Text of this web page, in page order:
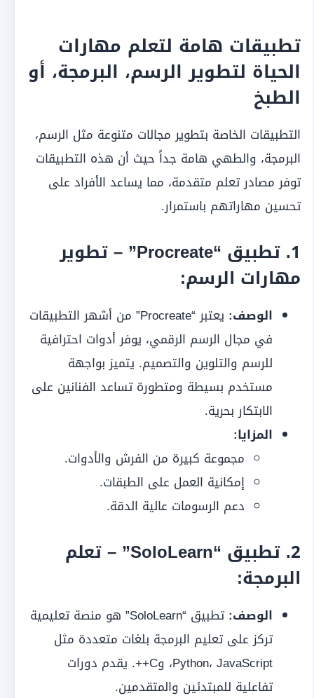
تطبيقات هامة لتعلم مهارات
الحياة لتطوير الرسم، البرمجة، أو
الطبخ
التطبيقات الخاصة بتطوير مجالات متنوعة مثل الرسم،
البرمجة، والطهي هامة جداً حيث أن هذه التطبيقات
توفر مصادر تعلم متقدمة، مما يساعد الأفراد على
تحسين مهاراتهم باستمرار.
1.
تطبيق “Procreate” – تطوير
مهارات الرسم:
الوصف:
يعتبر “Procreate” من أشهر التطبيقات
في مجال الرسم الرقمي، يوفر أدوات احترافية
للرسم والتلوين والتصميم. يتميز بواجهة
مستخدم بسيطة ومتطورة تساعد الفنانين على
الابتكار بحرية.
المزايا:
مجموعة كبيرة من الفرش والأدوات.
إمكانية العمل على الطبقات.
دعم الرسومات عالية الدقة.
2.
تطبيق “SoloLearn” – تعلم
البرمجة:
الوصف:
تطبيق “SoloLearn” هو منصة تعليمية
تركز على تعليم البرمجة بلغات متعددة مثل
Python، JavaScript، وC++. يقدم دورات
تفاعلية للمبتدئين والمتقدمين.